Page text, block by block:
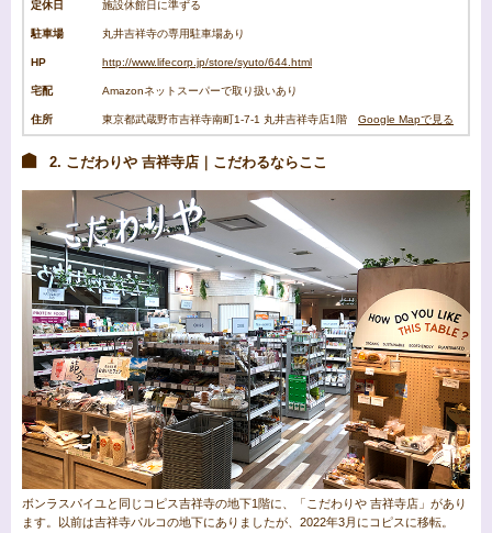
定休日 施設休館日に準ずる
駐車場 丸井吉祥寺の専用駐車場あり
HP http://www.lifecorp.jp/store/syuto/644.html
宅配 Amazonネットスーパーで取り扱いあり
住所 東京都武蔵野市吉祥寺南町1-7-1 丸井吉祥寺店1階 Google Mapで見る
2. こだわりや 吉祥寺店｜こだわるならここ
ボンラスパイユと同じコピス吉祥寺の地下1階に、「こだわりや 吉祥寺店」があり
ます。以前は吉祥寺パルコの地下にありましたが、2022年3月にコピスに移転。